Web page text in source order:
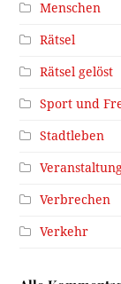
Menschen
Rätsel
Rätsel gelöst
Sport und
Stadtleben
Verbrechen
Verkehr